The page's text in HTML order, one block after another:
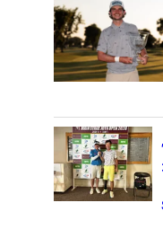
ど、この4日間で一
えられながら、こ
神谷和奏（かみや
れ、千葉県富里市
歳〜 ■得意クラブ/
ード ■スポーツ歴/